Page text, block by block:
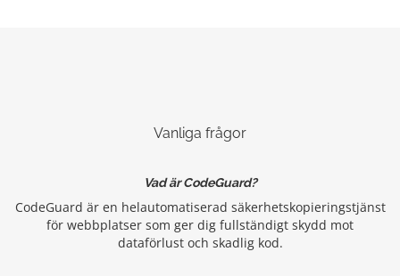
Vanliga frågor
Vad är CodeGuard?
CodeGuard är en helautomatiserad säkerhetskopieringstjänst
för webbplatser som ger dig fullständigt skydd mot
dataförlust och skadlig kod.